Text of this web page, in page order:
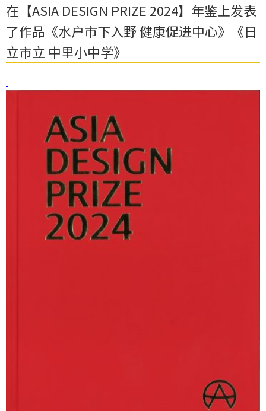
在【ASIA DESIGN PRIZE 2024】年鉴上发表
了作品《水户市下入野 健康促进中心》《日
立市立 中里小中学》